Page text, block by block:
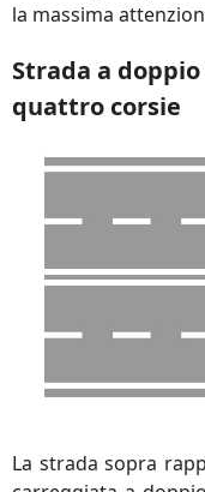
la massima
Strada a
quattro corsie
La strada sopra